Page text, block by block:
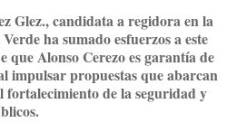
Glez., candidata a regidora en la
ha sumado esfuerzos a este
que Alonso Cerezo es garantía de
impulsar propuestas que abarcan
fortalecimiento de la seguridad y